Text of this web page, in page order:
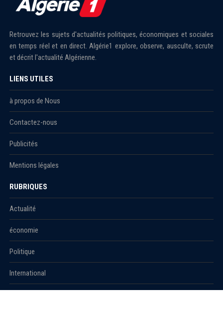
Retrouvez les sujets d'actualités politiques, économiques et sociales
en temps réel et en direct. Algérie1 explore, observe, ausculte, scrute
et décrit l'actualité Algérienne.
LIENS UTILES
à propos de Nous
Contactez-nous
Publicités
Mentions légales
RUBRIQUES
Actualité
économie
Politique
International